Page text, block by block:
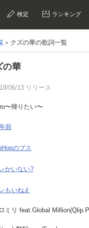
検定 ランキング
クズの華の歌詞一覧
の華
06/13 リリース
〜帰りたい〜
前
のブス
かいない?
もいねえ
ミリ feat.Global